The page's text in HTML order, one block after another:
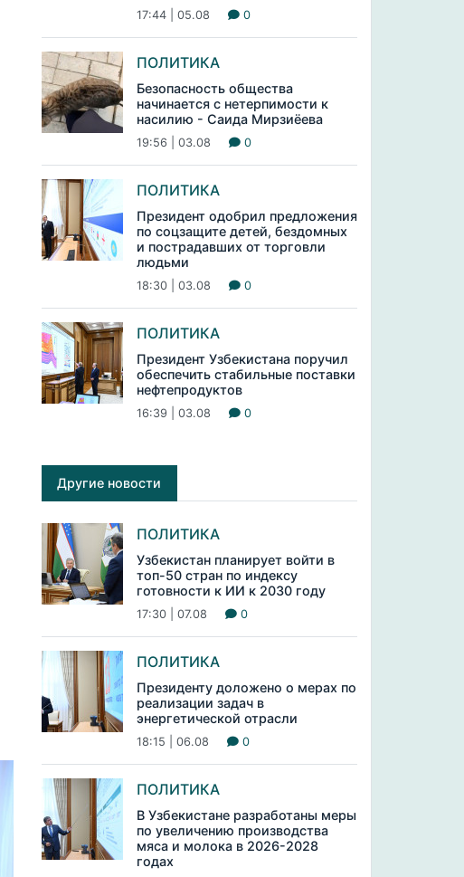
17:44 | 05.08 0
ПОЛИТИКА
Безопасность общества
начинается с нетерпимости к
насилию - Саида Мирзиёева
19:56 | 03.08 0
ПОЛИТИКА
Президент одобрил предложения
по соцзащите детей, бездомных
и пострадавших от торговли
людьми
18:30 | 03.08 0
ПОЛИТИКА
Президент Узбекистана поручил
обеспечить стабильные поставки
нефтепродуктов
16:39 | 03.08 0
Другие новости
ПОЛИТИКА
Узбекистан планирует войти в
топ-50 стран по индексу
готовности к ИИ к 2030 году
17:30 | 07.08 0
ПОЛИТИКА
Президенту доложено о мерах по
реализации задач в
энергетической отрасли
18:15 | 06.08 0
ПОЛИТИКА
В Узбекистане разработаны меры
по увеличению производства
мяса и молока в 2026-2028
годах